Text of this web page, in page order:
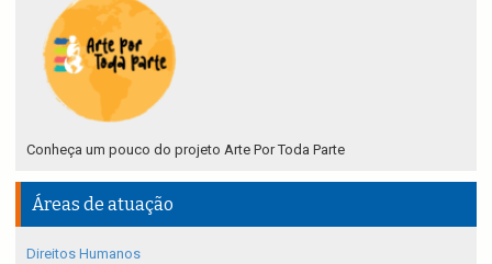
Conheça um pouco do projeto Arte Por Toda Parte
Áreas de atuação
Direitos Humanos